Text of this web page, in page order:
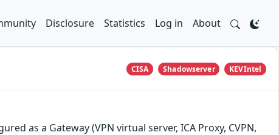
Disclosure Statistics Log in About
CISA Shadowserver KEVIntel
as a Gateway (VPN virtual server, ICA Proxy, CVPN,